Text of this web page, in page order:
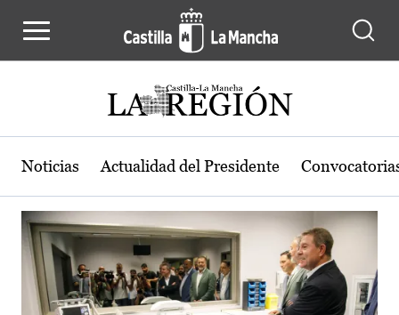
Actualidad de la región de Castilla-
Noticias Actualidad del Presidente